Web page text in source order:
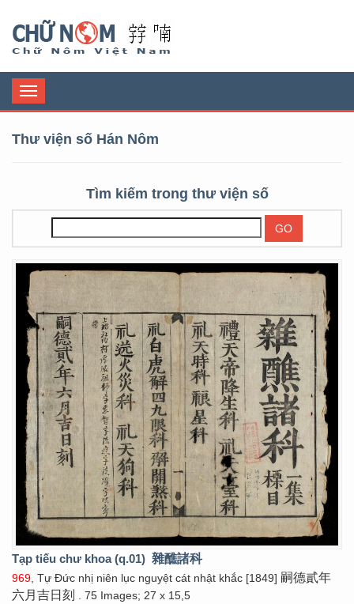
Toggle
navigation
Thư viện số Hán Nôm
Tìm kiếm trong thư viện số
Tạp tiếu chư khoa (q.01) 雜醮諸科
969 , Tự Đức nhị niên lục nguyệt cát nhật khắc [1849] 嗣德貳年
六月吉日刻
. 75 Images; 27 x 15,5